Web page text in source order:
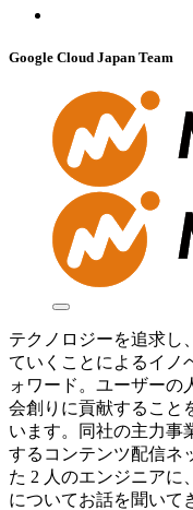
Google Cloud Japan Team
テクノロジーを追求し
ていくことによるイノ
ォワード。ユーザーの
会創りに貢献すること
います。同社の主力事
するコンテンツ配信ネ
た 2 人のエンジニアに
についてお話を聞いて